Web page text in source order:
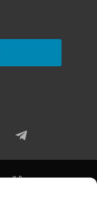
कॉपीराइट
reserved.